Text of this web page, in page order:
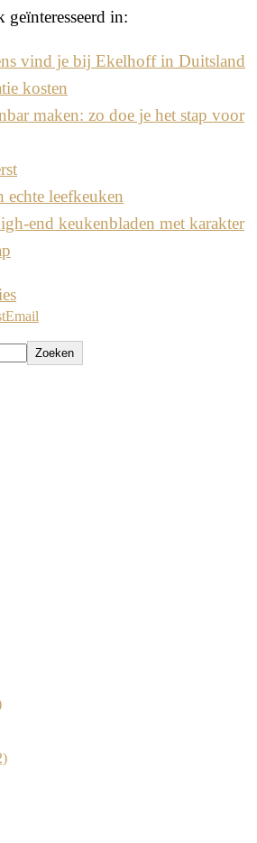
in:
vind je bij Ekelhoff in Duitsland
kosten
maken: zo doe je het stap voor
echte leefkeuken
end keukenbladen met karakter
Email
Zoeken